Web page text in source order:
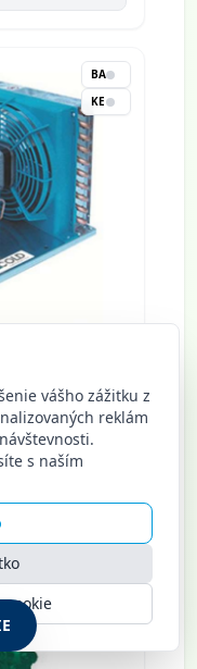
BA
KE
KE
vášho zážitku z
reklám
s naším
cookie